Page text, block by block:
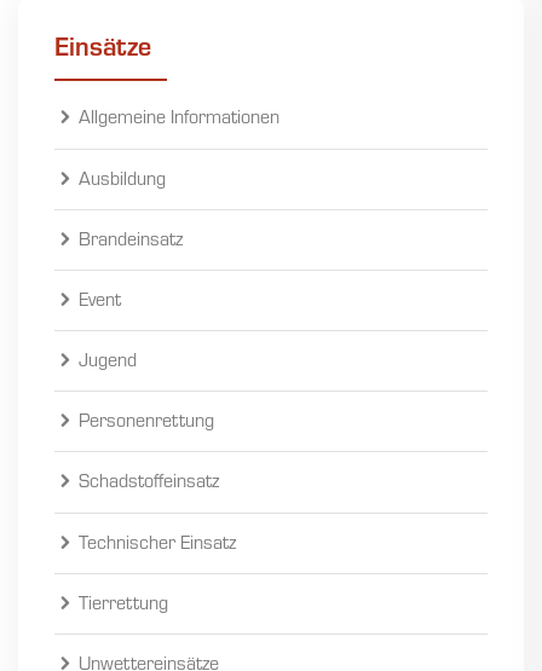
Einsätze
Allgemeine Informationen
Ausbildung
Brandeinsatz
Event
Jugend
Personenrettung
Schadstoffeinsatz
Technischer Einsatz
Tierrettung
Unwettereinsätze